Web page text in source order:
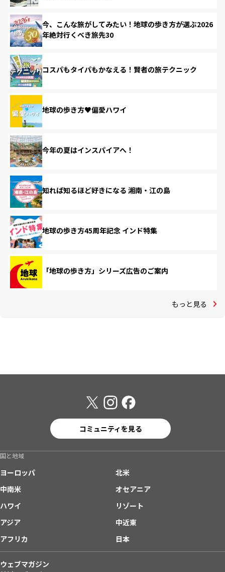
今、こんな旅がしてみたい！地球の歩き方が選ぶ2026
年絶対行くべき旅先30
コスパもタイパもかなえる！賢者の旅テクニック
地球の歩き方♥偏愛ハワイ
今年の夏はインスパイアへ！
知れば知るほど好きになる 湘南・江の島
地球の歩き方45周年記念 インド特集
「地球の歩き方」シリーズ広告のご案内
もっと見る
コミュニティを見る
国と地域
ヨーロッパ
北米
中南米
オセアニア
ハワイ
リゾート
アジア
中近東
アフリカ
日本
ウェブマガジン